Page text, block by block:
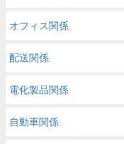
オフィス関係
配送関係
電化製品関係
自動車関係